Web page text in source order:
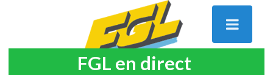
FGL en direct